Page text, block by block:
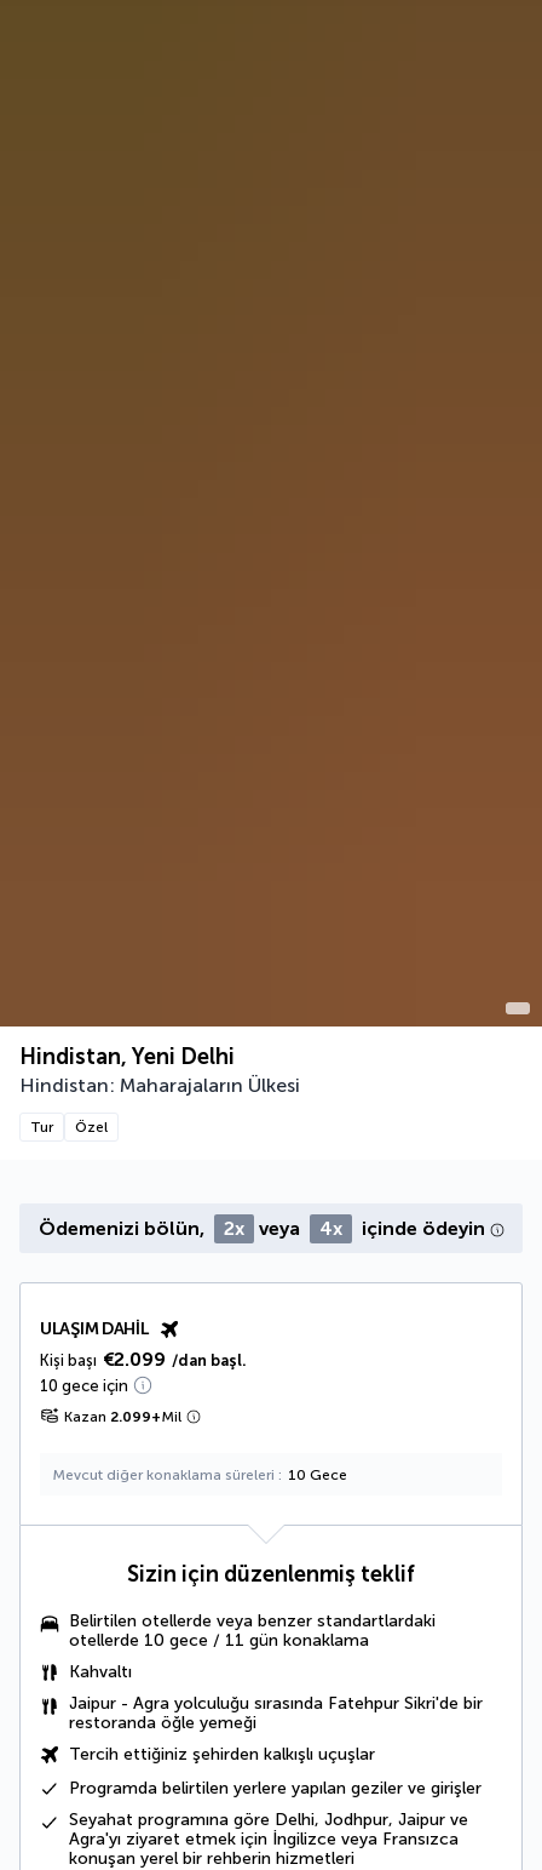
Hindistan, Yeni Delhi
Hindistan: Maharajaların Ülkesi
Tur Özel
Ödemenizi bölün, 2x veya 4x içinde ödeyin
ULAŞIM DAHIL
Kişi başı €2.099 /dan başl.
10 gece için
Kazan 2.099+Mil
Mevcut diğer konaklama süreleri 10 Gece
Sizin için düzenlenmiş teklif
Belirtilen otellerde veya benzer standartlardaki
otellerde 10 gece / 11 gün konaklama
Kahvaltı
Jaipur - Agra yolculuğu sırasında Fatehpur Sikri'de bir
restoranda öğle yemeği
Tercih ettiğiniz şehirden kalkışlı uçuşlar
Programda belirtilen yerlere yapılan geziler ve girişler
Seyahat programına göre Delhi, Jodhpur, Jaipur ve
Agra'yı ziyaret etmek için İngilizce veya Fransızca
konuşan yerel bir rehberin hizmetleri